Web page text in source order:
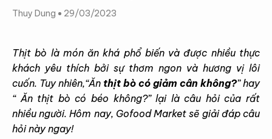
Thuy Dung 29/03/2023
Thịt bò là món ăn khá phổ biến và được nhiều thực
khách yêu thích bởi sự thơm ngon và hương vị lôi
cuốn. Tuy nhiên,“Ăn thịt bò có giảm cân không?” hay
“ Ăn thịt bò có béo không?” lại là câu hỏi của rất
nhiều người. Hôm nay, Gofood Market sẽ giải đáp câu
hỏi này ngay!